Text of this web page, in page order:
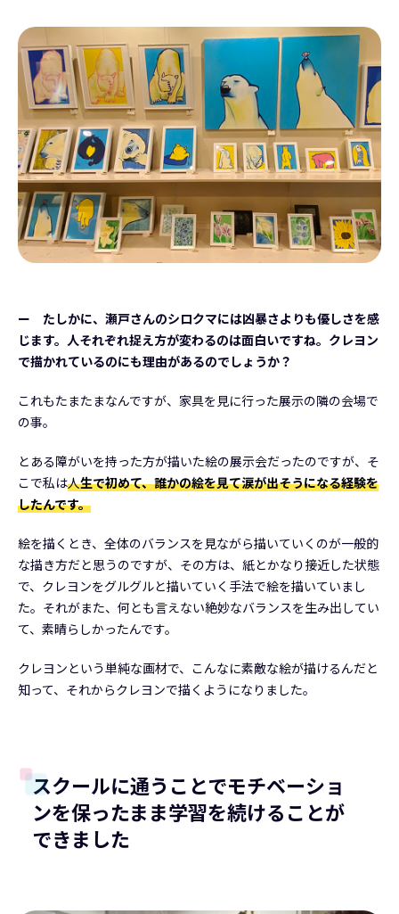
ー たしかに、瀬戸さんのシロクマには凶暴さよりも優しさを感
じます。人それぞれ捉え方が変わるのは面白いですね。クレヨン
で描かれているのにも理由があるのでしょうか？
これもたまたまなんですが、家具を見に行った展示の隣の会場で
の事。
とある障がいを持った方が描いた絵の展示会だったのですが、そ
こで私は人生で初めて、誰かの絵を見て涙が出そうになる経験を
したんです。
絵を描くとき、全体のバランスを見ながら描いていくのが一般的
な描き方だと思うのですが、その方は、紙とかなり接近した状態
で、クレヨンをグルグルと描いていく手法で絵を描いていまし
た。それがまた、何とも言えない絶妙なバランスを生み出してい
て、素晴らしかったんです。
クレヨンという単純な画材で、こんなに素敵な絵が描けるんだと
知って、それからクレヨンで描くようになりました。
スクールに通うことでモチベーショ
ンを保ったまま学習を続けることが
できました